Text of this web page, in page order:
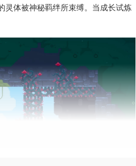
体被神秘羁绊所束缚。当成长试炼